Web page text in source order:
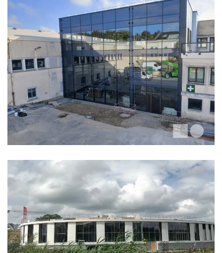
ERAM
CASINO GROUPE PARTOUCHE